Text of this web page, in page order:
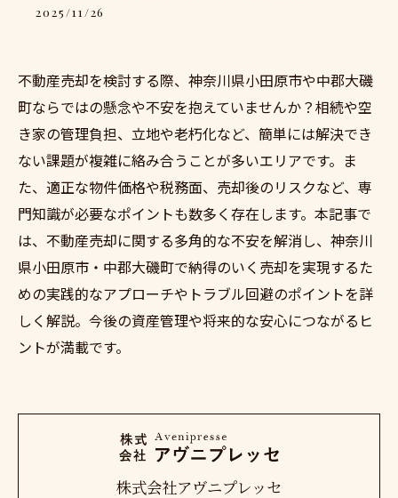
2025/11/26
不動産売却を検討する際、神奈川県小田原市や中郡大磯
町ならではの懸念や不安を抱えていませんか？相続や空
き家の管理負担、立地や老朽化など、簡単には解決でき
ない課題が複雑に絡み合うことが多いエリアです。ま
た、適正な物件価格や税務面、売却後のリスクなど、専
門知識が必要なポイントも数多く存在します。本記事で
は、不動産売却に関する多角的な不安を解消し、神奈川
県小田原市・中郡大磯町で納得のいく売却を実現するた
めの実践的なアプローチやトラブル回避のポイントを詳
しく解説。今後の資産管理や将来的な安心につながるヒ
ントが満載です。
株式会社アヴニプレッセ